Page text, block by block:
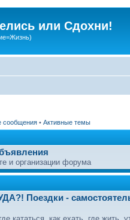
или Сдохни!
сообщения • Активные темы
и организации форума
Поездки -